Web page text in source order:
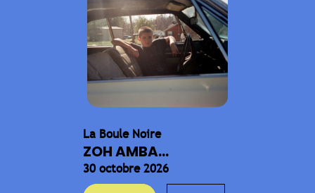
La Boule Noire
ZOH AMBA...
30 octobre 2026